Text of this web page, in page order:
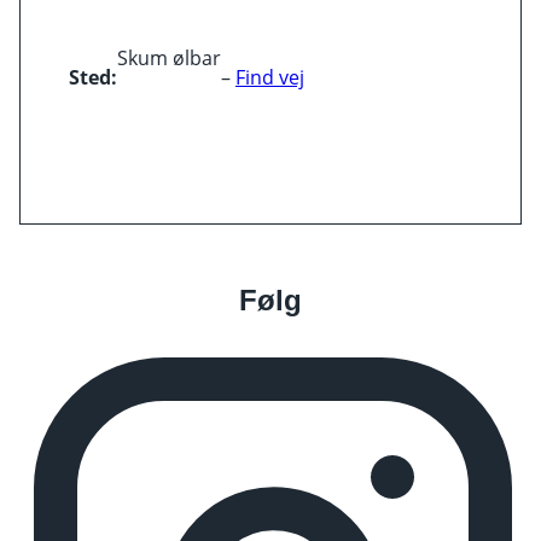
Sted:
Skum ølbar
– Find vej
Følg